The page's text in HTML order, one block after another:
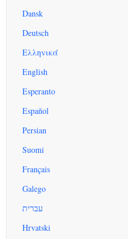
Dansk
Deutsch
Ελληνικά
English
Esperanto
Español
Persian
Suomi
Français
Galego
עברית
Hrvatski